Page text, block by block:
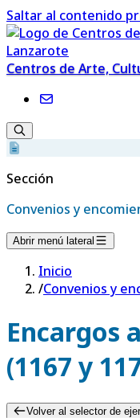
Saltar al contenido
Centros de Arte,
Sección
Convenios y
Abrir menú lateral
Inicio
/Convenios y
Encargos
(1167 y
Volver al selector de